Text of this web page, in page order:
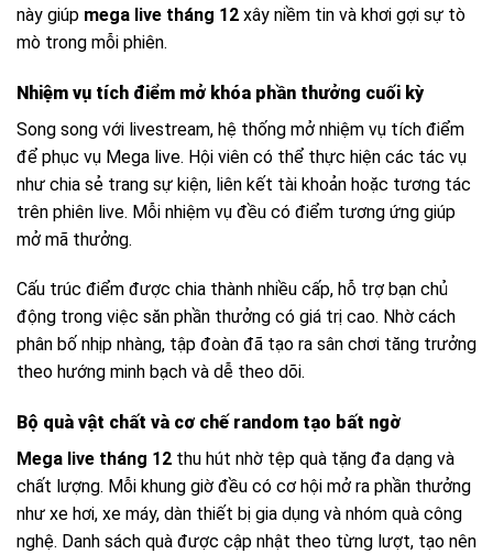
này giúp mega live tháng 12 xây niềm tin và khơi gợi sự tò
mò trong mỗi phiên.
Nhiệm vụ tích điểm mở khóa phần thưởng cuối kỳ
Song song với livestream, hệ thống mở nhiệm vụ tích điểm
để phục vụ Mega live. Hội viên có thể thực hiện các tác vụ
như chia sẻ trang sự kiện, liên kết tài khoản hoặc tương tác
trên phiên live. Mỗi nhiệm vụ đều có điểm tương ứng giúp
mở mã thưởng.
Cấu trúc điểm được chia thành nhiều cấp, hỗ trợ bạn chủ
động trong việc săn phần thưởng có giá trị cao. Nhờ cách
phân bố nhịp nhàng, tập đoàn đã tạo ra sân chơi tăng trưởng
theo hướng minh bạch và dễ theo dõi.
Bộ quà vật chất và cơ chế random tạo bất ngờ
Mega live tháng 12 thu hút nhờ tệp quà tặng đa dạng và
chất lượng. Mỗi khung giờ đều có cơ hội mở ra phần thưởng
như xe hơi, xe máy, dàn thiết bị gia dụng và nhóm quà công
nghệ. Danh sách quà được cập nhật theo từng lượt, tạo nên